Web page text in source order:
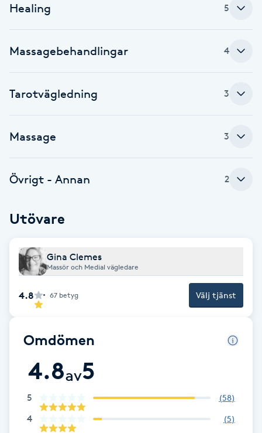
Brynformning
Brynfärgning
Bröllopsuppsättning
C
Celluliter
Color correction
Cryoterapi
Damklippning
Dermapen
Diamantslipning
Enzympeeling
Healing 5
Massagebehandlingar 4
Tarotvägledning 3
Massage 3
Övrigt - Annan 2
Utövare
Gina Clemes
Massör och Medial vägledare
4.8 67 betyg Välj tjänst
Omdömen
4.8av5
5 (58)
4 (5)